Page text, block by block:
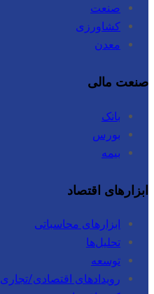
صنعت
کشاورزی
معدن
صنعت مالی
بانک
بورس
بیمه
ابزارهای اقتصاد
ابزارهای محاسباتی
تحلیل‌ها
توسعه
رویدادهای اقتصادی/تجاری